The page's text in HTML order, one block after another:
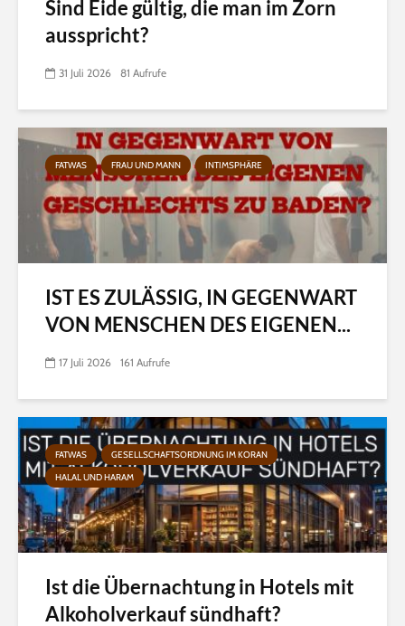
Sind Eide gültig, die man im Zorn
ausspricht?
31 Juli 2026 81 Aufrufe
FATWAS FRAU UND MANN INTIMSPHÄRE
IST ES ZULÄSSIG, IN GEGENWART
VON MENSCHEN DES EIGENEN...
17 Juli 2026 161 Aufrufe
FATWAS
GESELLSCHAFTSORDNUNG IM KORAN
HALAL UND HARAM
Ist die Übernachtung in Hotels mit
Alkoholverkauf sündhaft?